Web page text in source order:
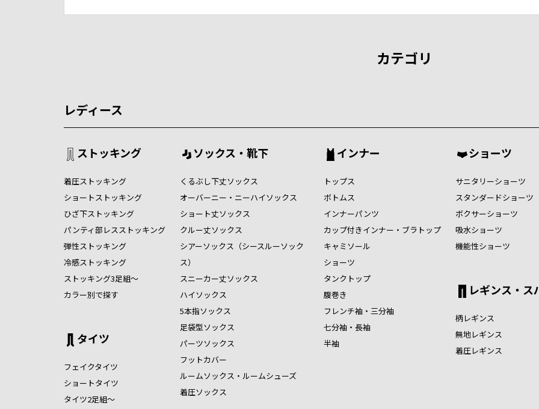
カテゴリ
レディース
ストッキング
着圧ストッキング
ショートストッキング
ひざ下ストッキング
パンティ部レスストッキング
弾性ストッキング
冷感ストッキング
ストッキング3足組～
カラー別で探す
タイツ
フェイクタイツ
ショートタイツ
タイツ2足組～
ソックス・靴下
くるぶし下丈ソックス
オーバーニー・ニーハイソックス
ショート丈ソックス
クルー丈ソックス
シアーソックス（シースルーソック
ス）
スニーカー丈ソックス
ハイソックス
5本指ソックス
足袋型ソックス
パーツソックス
フットカバー
ルームソックス・ルームシューズ
着圧ソックス
インナー
トップス
ボトムス
インナーパンツ
カップ付きインナー・ブラトップ
キャミソール
ショーツ
タンクトップ
腹巻き
フレンチ袖・三分袖
七分袖・長袖
半袖
ショーツ
サニタリーショーツ
スタンダードショーツ
ボクサーショーツ
吸水ショーツ
機能性ショーツ
レギンス・ス
柄レギンス
無地レギンス
着圧レギンス